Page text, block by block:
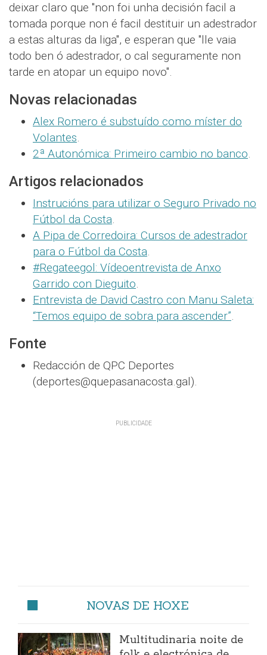
deixar claro que "non foi unha decisión facil a
tomada porque non é facil destituir un adestrador
a estas alturas da liga", e esperan que "lle vaia
todo ben ó adestrador, o cal seguramente non
tarde en atopar un equipo novo".
Novas relacionadas
Alex Romero é substuído como míster do
Volantes.
2ª Autonómica: Primeiro cambio no banco.
Artigos relacionados
Instrucións para utilizar o Seguro Privado no
Fútbol da Costa.
A Pipa de Corredoira: Cursos de adestrador
para o Fútbol da Costa.
#Regateegol: Vídeoentrevista de Anxo
Garrido con Dieguito.
Entrevista de David Castro con Manu Saleta:
“Temos equipo de sobra para ascender”.
Fonte
Redacción de QPC Deportes
(deportes@quepasanacosta.gal).
NOVAS DE HOXE
Multitudinaria noite de